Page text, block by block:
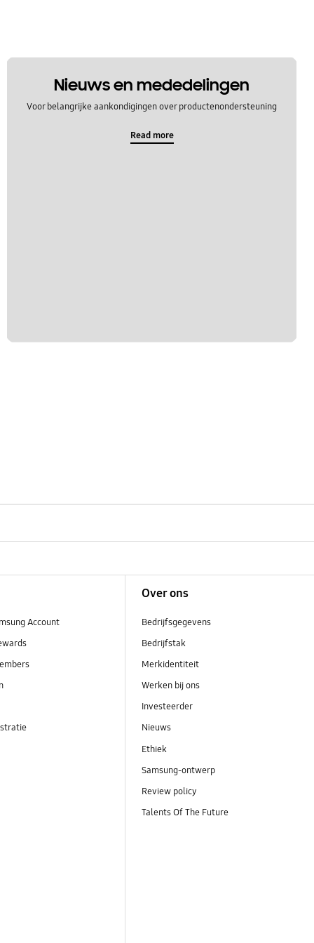
Nieuws en mededelingen
Voor belangrijke aankondigingen over productenondersteuning
Read more
Account
Over ons
Bedrijfsgegevens
Bedrijfstak
Merkidentiteit
Werken bij ons
Investeerder
Nieuws
Ethiek
Samsung-ontwerp
Review policy
Talents Of The Future